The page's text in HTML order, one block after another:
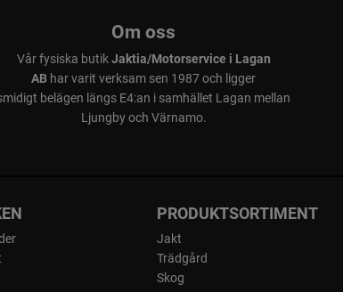
Om oss
Vår fysiska butikJaktia/Motorservice i Lagan
AB har varit verksam sen 1987 och ligger
belägen längs E4:an i samhället Lagan mellan
Ljungby och Värnamo.
PRODUKTSORTIMENT
Jakt
Trädgård
Skog